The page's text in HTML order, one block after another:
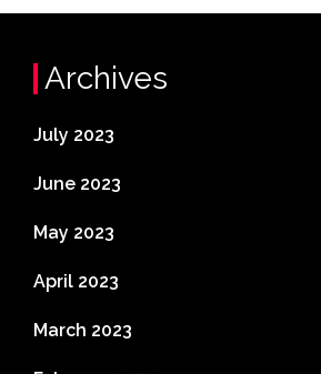
Archives
July 2023
June 2023
May 2023
April 2023
March 2023